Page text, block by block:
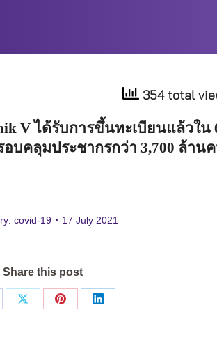
354 total
Vได้รับการขึ้นทะเบียนแล้วใน
บคลุมประชากรกว่า 3,700 ล้าน
covid-19 17 July 2021
Share this post
Share
Share
Share